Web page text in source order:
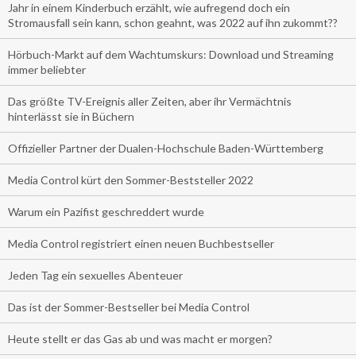
Jahr in einem Kinderbuch erzählt, wie aufregend doch ein
Stromausfall sein kann, schon geahnt, was 2022 auf ihn zukommt??
Hörbuch-Markt auf dem Wachtumskurs: Download und Streaming
immer beliebter
Das größte TV-Ereignis aller Zeiten, aber ihr Vermächtnis
hinterlässt sie in Büchern
Offizieller Partner der Dualen-Hochschule Baden-Württemberg
Media Control kürt den Sommer-Beststeller 2022
Warum ein Pazifist geschreddert wurde
Media Control registriert einen neuen Buchbestseller
Jeden Tag ein sexuelles Abenteuer
Das ist der Sommer-Bestseller bei Media Control
Heute stellt er das Gas ab und was macht er morgen?